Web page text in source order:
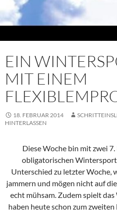
EIN
MIT EINEM
18. FEBRUAR 2014
HINTERLASSEN
Diese Woche bin mit zwei
obligatorischen
Unterschied zu letzter Woche,
jammern und mögen nicht auf
echt mühsam. Zudem spielt
haben heute schon zum